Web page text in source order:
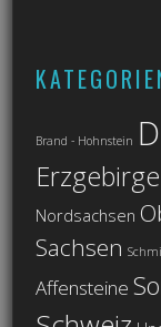
Brand - Hohnstein
Erzgebirge
Nordsachsen
Sachsen
Affensteine